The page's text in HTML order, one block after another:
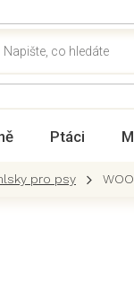
Ptáci
pro psy